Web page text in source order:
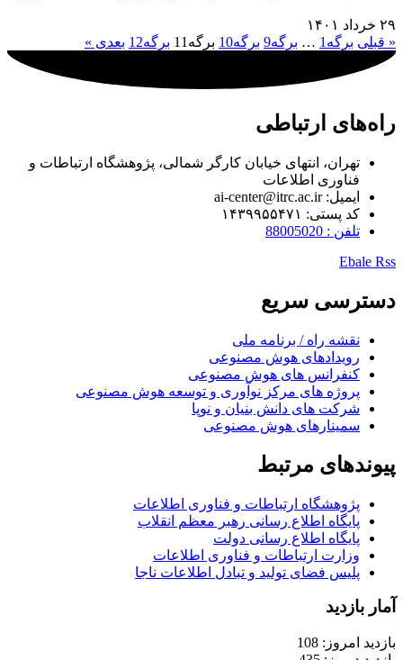
۲۹ خرداد ۱۴۰۱
« قبلی برگه 1
… برگه9 برگه10 برگه 11 برگه12 بعدی »
راه‌های ارتباطی
تهران، انتهای خیابان کارگر شمالی، پژوهشگاه ارتباطات و
فناوری اطلاعات
ایمیل: ai-center@itrc.ac.ir
کد پستی: ۱۴۳۹۹۵۵۴۷۱
تلفن : 88005020
Ebale Rss
دسترسی سریع
نقشه راه / برنامه ملی
رویدادهای هوش مصنوعی
کنفرانس های هوش مصنوعی
پروژه های مرکز نوآوری و توسعه هوش مصنوعی
شرکت های دانش بنیان و نوپا
سمینارهای هوش مصنوعی
پیوندهای مرتبط
پژوهشگاه ارتباطات و فناوری اطلاعات
پایگاه اطلاع رسانی رهبر معظم انقلاب
پایگاه اطلاع رسانی دولت
وزارت ارتباطات و فناوری اطلاعات
پلیس فضای تولید و تبادل اطلاعات ناجا
آمار بازدید
بازدید امروز: 108